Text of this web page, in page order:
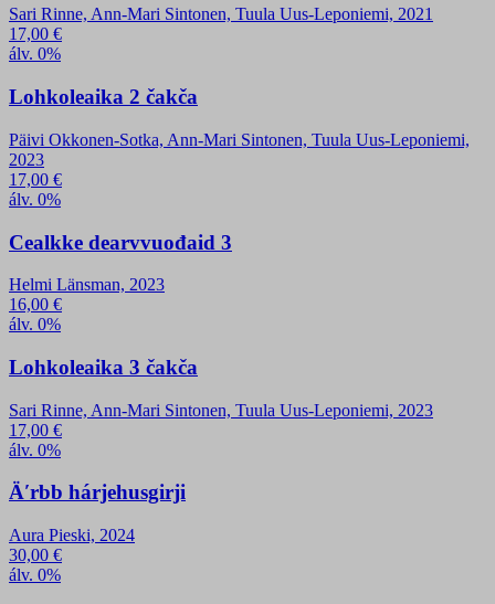
Sari Rinne, Ann-Mari Sintonen, Tuula Uus-Leponiemi, 2021
17,00 €
álv. 0%
Lohkoleaika 2 čakča
Päivi Okkonen-Sotka, Ann-Mari Sintonen, Tuula Uus-Leponiemi,
2023
17,00 €
álv. 0%
Cealkke dearvvuođaid 3
Helmi Länsman, 2023
16,00 €
álv. 0%
Lohkoleaika 3 čakča
Sari Rinne, Ann-Mari Sintonen, Tuula Uus-Leponiemi, 2023
17,00 €
álv. 0%
Äʹrbb hárjehusgirji
Aura Pieski, 2024
30,00 €
álv. 0%